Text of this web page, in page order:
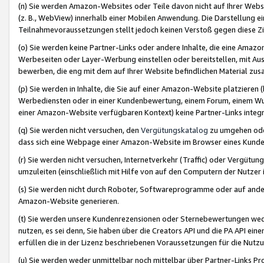
(n) Sie werden Amazon-Websites oder Teile davon nicht auf Ihrer
(z. B., WebView) innerhalb einer Mobilen Anwendung. Die Darstellung
Teilnahmevoraussetzungen stellt jedoch keinen Verstoß gegen diese
(o) Sie werden keine Partner-Links oder andere Inhalte, die eine
Werbeseiten oder Layer-Werbung einstellen oder bereitstellen, mit
bewerben, die eng mit dem auf Ihrer Website befindlichen Material
(p) Sie werden in Inhalte, die Sie auf einer Amazon-Website
Werbediensten oder in einer Kundenbewertung, einem Forum, einem
einer Amazon-Website verfügbaren Kontext) keine Partner-Links
(q) Sie werden nicht versuchen, den Vergütungskatalog zu umgehen
dass sich eine Webpage einer Amazon-Website im Browser eines
(r) Sie werden nicht versuchen, Internetverkehr (Traffic) oder
umzuleiten (einschließlich mit Hilfe von auf den Computern der
(s) Sie werden nicht durch Roboter, Softwareprogramme oder auf
Amazon-Website generieren.
(t) Sie werden unsere Kundenrezensionen oder Sternebewertungen
nutzen, es sei denn, Sie haben über die Creators API und die PA API
erfüllen die in der Lizenz beschriebenen Voraussetzungen für die
(u) Sie werden weder unmittelbar noch mittelbar über Partner-Links